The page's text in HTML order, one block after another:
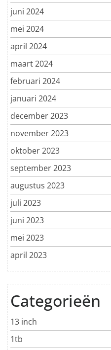
juni 2024
mei 2024
april 2024
maart 2024
februari 2024
januari 2024
december 2023
november 2023
oktober 2023
september 2023
augustus 2023
juli 2023
juni 2023
mei 2023
april 2023
Categorieën
13 inch
1tb